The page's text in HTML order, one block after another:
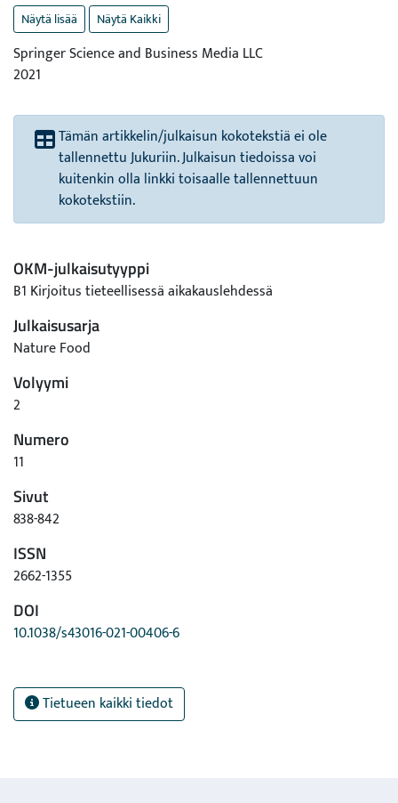
Näytä lisää Näytä Kaikki
Springer Science and Business Media LLC
2021
Tämän artikkelin/julkaisun kokotekstiä ei ole
tallennettu Jukuriin. Julkaisun tiedoissa voi
kuitenkin olla linkki toisaalle tallennettuun
kokotekstiin.
OKM-julkaisutyyppi
B1 Kirjoitus tieteellisessä aikakauslehdessä
Julkaisusarja
Nature Food
Volyymi
2
Numero
11
Sivut
838-842
ISSN
2662-1355
DOI
10.1038/s43016-021-00406-6
Tietueen kaikki tiedot